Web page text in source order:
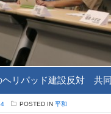
ヘリパッド建設反対 共
POSTED IN 平和